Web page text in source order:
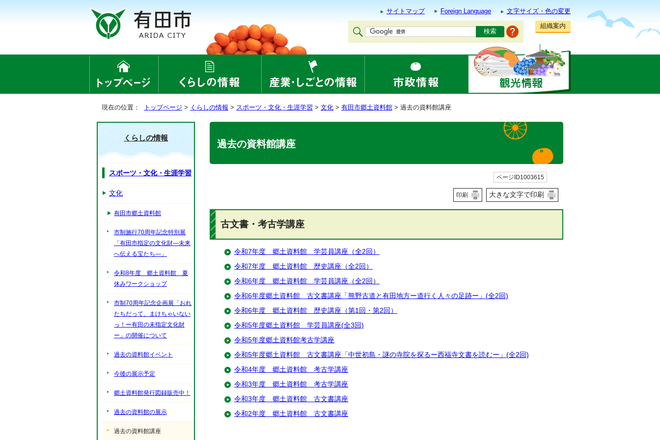
サイトマップ Foreign Language
文字サイズ・色の変更
組織案内
現在の位置： トップページ > くらしの情報 > スポーツ・文化・生涯学習 > 文化 > 有田市郷土資料館 > 過去の資料館講座
過去の資料館講座
ページID1003615
印刷 大きな文字で印刷
古文書・考古学講座
令和7年度 郷土資料館 学芸員講座（全2回）
令和7年度 郷土資料館 歴史講座（全2回）
令和6年度 郷土資料館 学芸員講座（全2回）
令和6年度郷土資料館 古文書講座「熊野古道と有田地方ー道行く人々の足跡ー」(全2回)
令和6年度 郷土資料館 歴史講座（第1回・第2回）
令和5年度郷土資料館 学芸員講座(全3回)
令和5年度郷土資料館考古学講座
令和5年度郷土資料館 古文書講座「中世初島・謎の寺院を探るー西福寺文書を読むー」(全2回)
令和4年度 郷土資料館 考古学講座
令和3年度 郷土資料館 考古学講座
令和3年度 郷土資料館 古文書講座
令和2年度 郷土資料館 古文書講座
くらしの情報
スポーツ・文化・生涯学習
文化
有田市郷土資料館
市制施行70周年記念特別展
「有田市指定の文化財―未来
へ伝える宝たち―」
令和8年度 郷土資料館 夏
休みワークショップ
市制70周年記念企画展「おれ
たちだって、まけちゃいない
っ！ー有田の未指定文化財
ー」の開催について
過去の資料館イベント
今後の展示予定
郷土資料館発行図録販売中！
過去の資料館の展示
過去の資料館講座